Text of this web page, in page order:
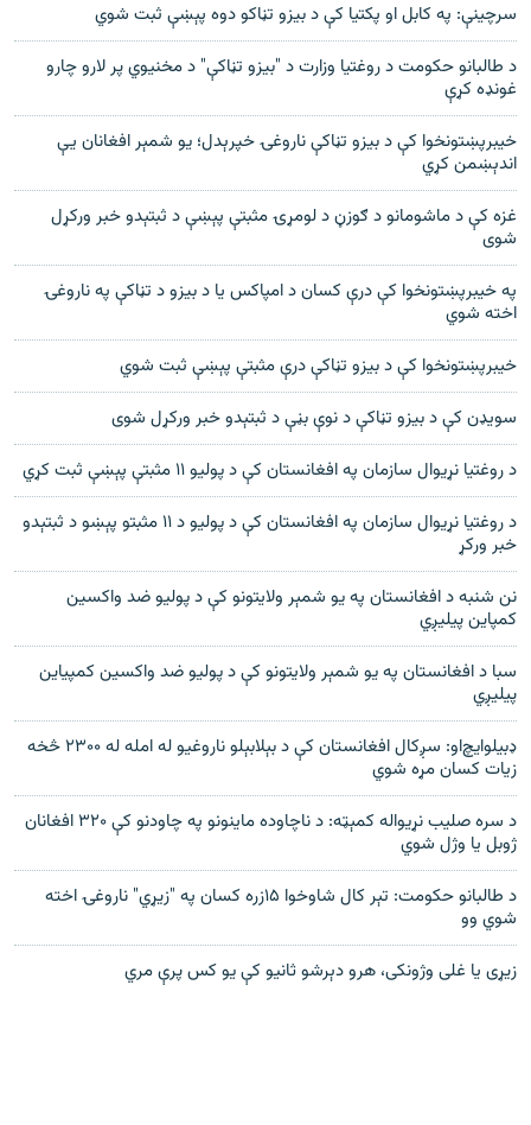
سرچینې: په کابل او پکتیا کې د بیزو تڼاکو دوه پېښې ثبت شوي
د طالبانو حکومت د روغتيا وزارت د "بيزو تڼاکې" د مخنيوي پر لارو چارو
غونډه کړې
خيبرپښتونخوا کې د بيزو تڼاکې ناروغۍ خپرېدل؛ يو شمېر افغانان يې
اندېښمن کړي
غزه کې د ماشومانو د ګوزڼ د لومړۍ مثبتې پېښې د ثبتېدو خبر ورکړل
شوی
په خیبرپښتونخوا کې درې کسان د امپاکس یا د بیزو د تڼاکې په ناروغۍ
اخته شوي
خيبرپښتونخوا کې د بيزو تڼاکې درې مثبتې پېښې ثبت شوي
سويډن کې د بيزو تڼاکې د نوې بڼې د ثبتېدو خبر ورکړل شوی
د روغتیا نړیوال سازمان په افغانستان کې د پولیو ۱۱ مثبتې پېښې ثبت کړي
د روغتیا نړیوال سازمان په افغانستان کې د پولیو د ۱۱ مثبتو پېښو د ثبتېدو
خبر ورکړ
نن شنبه د افغانستان په يو شمېر ولايتونو کې د پوليو ضد واکسين
کمپاين پيليږي
سبا د افغانستان په يو شمېر ولايتونو کې د پوليو ضد واکسين کمپياين
پيليږي
ډبيلو‌ايچ‌او: سږکال افغانستان کې د بېلابېلو ناروغيو له امله له ۲۳۰۰ څخه
زيات کسان مړه شوي
د سره صلیب نړیواله کمېټه: د ناچاوده ماینونو په چاودنو کې ۳۲۰ افغانان
ژوبل یا وژل شوي
د طالبانو حکومت: تېر کال شاوخوا ۱۵زره کسان په "زيړي" ناروغۍ اخته
شوي وو
زیړی یا غلی وژونکی، هرو دېرشو ثانیو کې یو کس پرې مري